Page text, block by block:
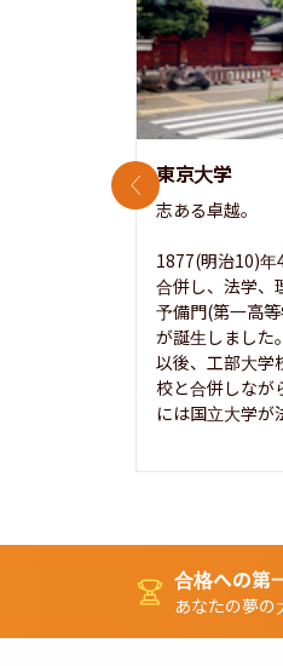
東京大学
志ある卓越。
1877(明治10)年
合併し、法学、
予備門(第一高
が誕生しました。
以後、工部大学
校と合併しなが
には国立大学が
前のスライド
合格への第
あなたの夢の